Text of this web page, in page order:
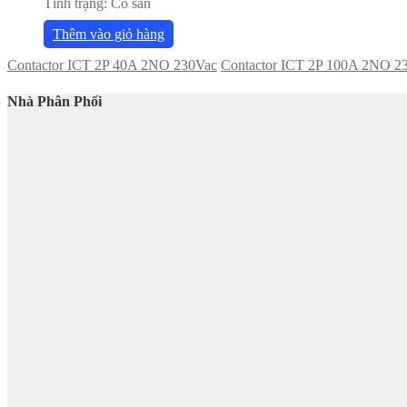
Tình trạng: Có sẵn
Thêm vào giỏ hàng
Contactor ICT 2P 40A 2NO 230Vac Contactor ICT 2P 100A 2NO
Nhà Phân Phối